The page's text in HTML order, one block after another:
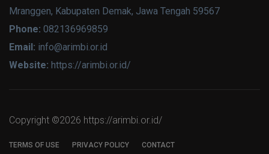
Mranggen, Kabupaten Demak, Jawa Tengah 59567
Phone: 082136969859
Email: info@arimbi.or.id
Website: https://arimbi.or.id/
Copyright ©2026 https://arimbi.or.id/
TERMS OF USE PRIVACY POLICY CONTACT